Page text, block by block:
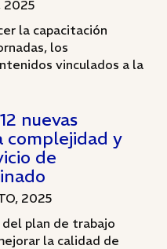
2025
la capacitación
los
vinculados a la
nuevas
complejidad y
de
2025
plan de trabajo
la calidad de